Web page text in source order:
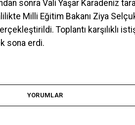
sonra Vali Yaşar Karadeniz
Milli Eğitim Bakanı Ziya
Toplantı karşılıklı
sona erdi.
YORUMLAR